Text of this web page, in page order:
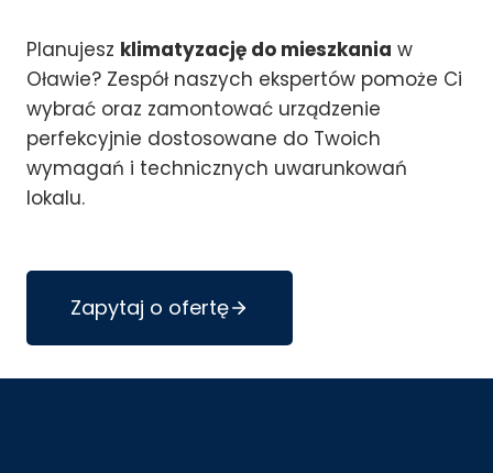
Planujesz klimatyzację do mieszkania w
Oławie? Zespół naszych ekspertów pomoże Ci
wybrać oraz zamontować urządzenie
perfekcyjnie dostosowane do Twoich
wymagań i technicznych uwarunkowań
lokalu.
Zapytaj o ofertę